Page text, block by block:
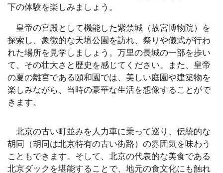
下の体験を楽しみましょう。
皇帝の宮殿として機能した紫禁城（故宮博物院）を
探索し、象徴的な天壇公園を訪れ、祭りや儀式が行わ
れた場所を見学しましょう。万里の長城の一部を歩い
て、その壮大さと歴史を感じてください。また、皇帝
の夏の離宮である頤和園では、美しい庭園や建築物を
楽しみながら、当時の豪華な生活を想像することがで
きます。
北京の古い町並みを人力車に乗って巡り、伝統的な
胡同（胡同は北京特有の古い街路）の雰囲気を味わう
こともできます。そして、北京の代表的な美食である
北京ダックを堪能することで、地元の食文化にも触れ